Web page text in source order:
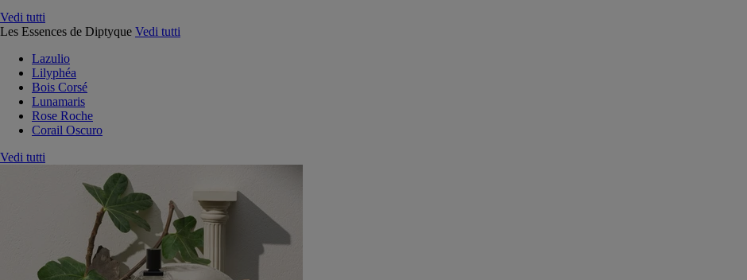
Vedi tutti
Les Essences de Diptyque Vedi tutti
Lazulio
Lilyphéa
Bois Corsé
Lunamaris
Rose Roche
Corail Oscuro
Vedi tutti